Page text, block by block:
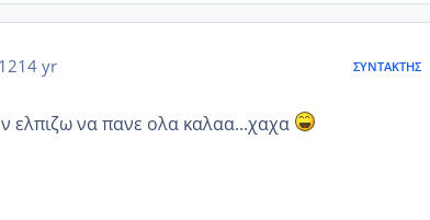
14 yr ΣΥΝΤΆΚΤΗΣ
ελπιζω να πανε ολα καλαα...χαχα